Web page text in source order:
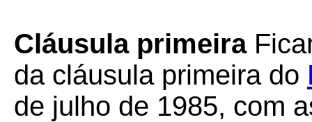
Cláusula primeira
da cláusula primeira do
de julho de 1985, com